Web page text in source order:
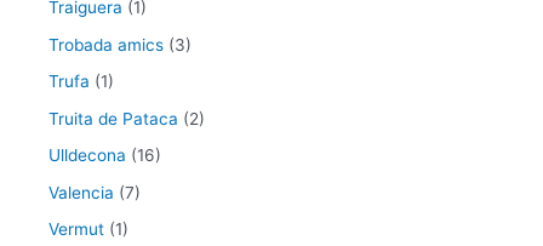
Traiguera (1)
Trobada amics (3)
Trufa (1)
Truita de Pataca (2)
Ulldecona (16)
Valencia (7)
Vermut (1)